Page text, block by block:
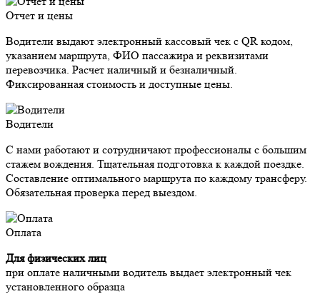
Отчет и цены
Водители выдают электронный кассовый чек с QR кодом,
указанием маршрута, ФИО пассажира и реквизитами
перевозчика. Расчет наличный и безналичный.
Фиксированная стоимость и доступные цены.
Водители
С нами работают и сотрудничают профессионалы с большим
стажем вождения. Тщательная подготовка к каждой поездке.
Составление оптимального маршрута по каждому трансферу.
Обязательная проверка перед выездом.
Оплата
Для физических лиц
при оплате наличными водитель выдает электронный чек
установленного образца